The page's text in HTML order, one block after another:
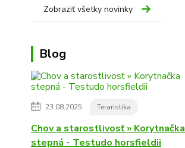
Zobraziť všetky novinky
Blog
23.08.2025 Teraristika
Chov a starostlivosť » Korytnačka
stepná - Testudo horsfieldii